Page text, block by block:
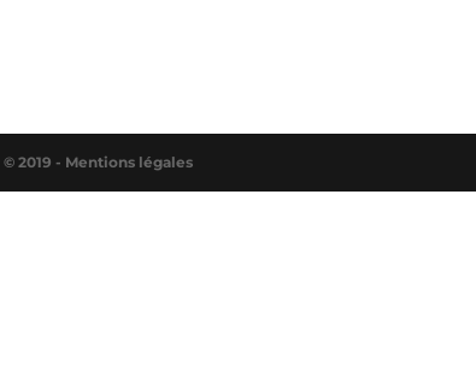
© 2019 - Mentions légales